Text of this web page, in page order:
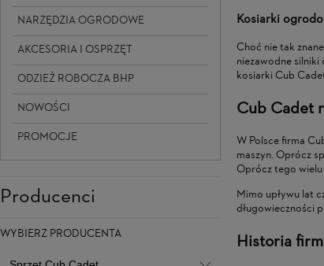
NARZĘDZIA OGRODOWE
AKCESORIA I OSPRZĘT
ODZIEŻ ROBOCZA BHP
NOWOŚCI
PROMOCJE
Producenci
WYBIERZ PRODUCENTA
Kosiarki
Choć nie tak
niezawodne
kosiarki Cub
Cub Cadet
W Polsce firma
maszyn. Oprócz
Oprócz tego
Mimo upływu lat
długowieczności
Historia